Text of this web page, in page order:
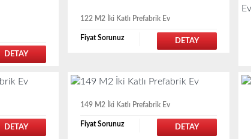
DETAY
122 M2 İki Katlı Prefabrik Ev
Fiyat Sorunuz DETAY
DETAY
149 M2 İki Katlı Prefabrik Ev
Fiyat Sorunuz DETAY